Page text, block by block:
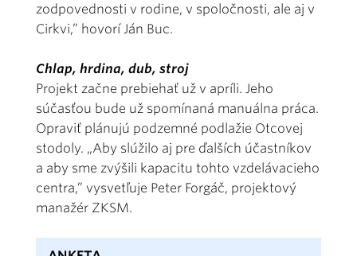
zodpovednosti v rodine, v spoločnosti, ale aj v
Cirkvi,” hovorí Ján Buc.
Chlap, hrdina, dub, stroj
Projekt začne prebiehať už v apríli. Jeho
súčasťou bude už spomínaná manuálna práca.
Opraviť plánujú podzemné podlažie Otcovej
stodoly. „Aby slúžilo aj pre ďalších účastníkov
a aby sme zvýšili kapacitu tohto vzdelávacieho
centra,” vysvetľuje Peter Forgáč, projektový
manažér ZKSM.